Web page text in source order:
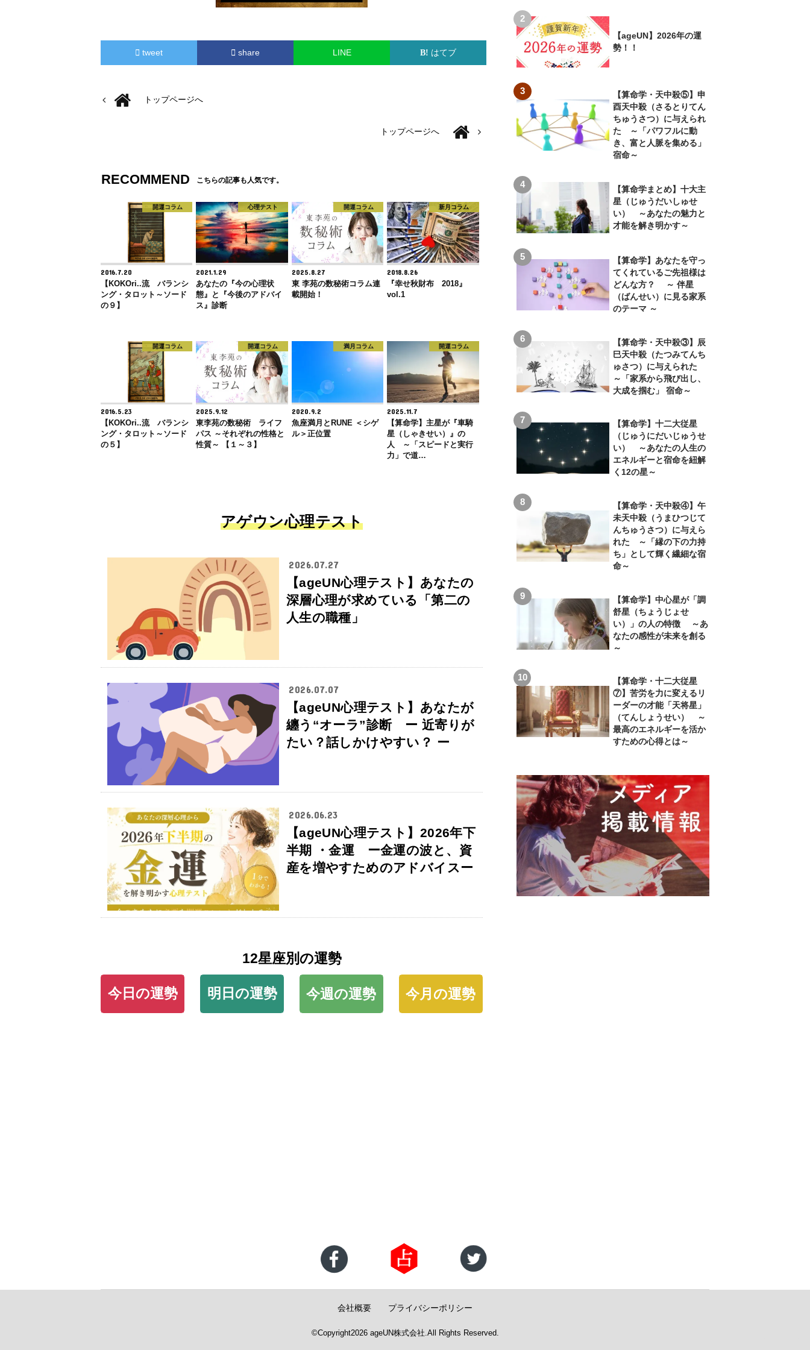
tweet share LINE はてブ
トップページへ
トップページへ
RECOMMEND こちらの記事も人気です。
開運コラム
2016.7.20
【KOKOri..流 バランシ
ング・タロット～ソード
の９】
心理テスト
2021.1.29
あなたの『今の心理状
態』と『今後のアドバイ
ス』診断
開運コラム
2025.8.27
東 李苑の数秘術コラム連
載開始！
新月コラム
2018.8.26
『幸せ秋財布 2018』
vol.1
開運コラム
2016.5.23
【KOKOri..流 バランシ
ング・タロット～ソード
の５】
開運コラム
2025.9.12
東李苑の数秘術 ライフ
パス ～それぞれの性格と
性質～ 【１～３】
満月コラム
2020.9.2
魚座満月とRUNE ＜シゲ
ル＞正位置
開運コラム
2025.11.7
【算命学】主星が『車騎
星（しゃきせい）』の
人 ～「スピードと実行
力」で道…
アゲウン心理テスト
2026.07.27
【ageUN心理テスト】あなたの
深層心理が求めている「第二の
人生の職種」
2026.07.07
【ageUN心理テスト】あなたが
纏う“オーラ”診断 ー 近寄りが
たい？話しかけやすい？ ー
2026.06.23
【ageUN心理テスト】2026年下
半期 ・金運 ー金運の波と、資
産を増やすためのアドバイスー
12星座別の運勢
今日の運勢 明日の運勢 今週の運勢 今月の運勢
【ageUN】2026年の運
勢！！
【算命学・天中殺⑤】申
酉天中殺（さるとりてん
ちゅうさつ）に与えられ
た ～「パワフルに動
き、富と人脈を集める」
宿命～
【算命学まとめ】十大主
星（じゅうだいしゅせ
い） ～あなたの魅力と
才能を解き明かす～
【算命学】あなたを守っ
てくれているご先祖様は
どんな方？ ～ 伴星
（ばんせい）に見る家系
のテーマ ～
【算命学・天中殺③】辰
巳天中殺（たつみてんち
ゅさつ）に与えられた
～「家系から飛び出し、
大成を掴む」 宿命～
【算命学】十二大従星
（じゅうにだいじゅうせ
い） ～あなたの人生の
エネルギーと宿命を紐解
く12の星～
【算命学・天中殺④】午
未天中殺（うまひつじて
んちゅうさつ）に与えら
れた ～「縁の下の力持
ち」として輝く繊細な宿
命～
【算命学】中心星が「調
舒星（ちょうじょせ
い）」の人の特徴 ～あ
なたの感性が未来を創る
～
【算命学・十二大従星
⑦】苦労を力に変えるリ
ーダーの才能「天将星」
（てんしょうせい） ～
最高のエネルギーを活か
すための心得とは～
会社概要 プライバシーポリシー
©Copyright2026 ageUN株式会社.All Rights Reserved.